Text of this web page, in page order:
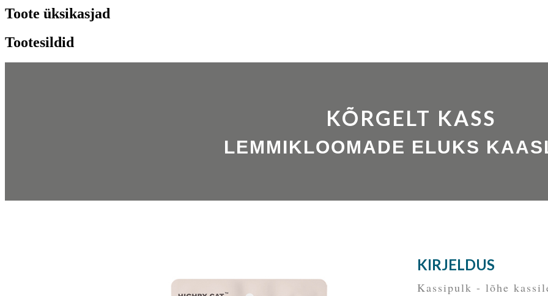
Toote üksikasjad
Tootesildid
KÕRGELT KASS
LEMMIKLOOMADE ELUKS
KIRJELDUS
Kassipulk - lõhe